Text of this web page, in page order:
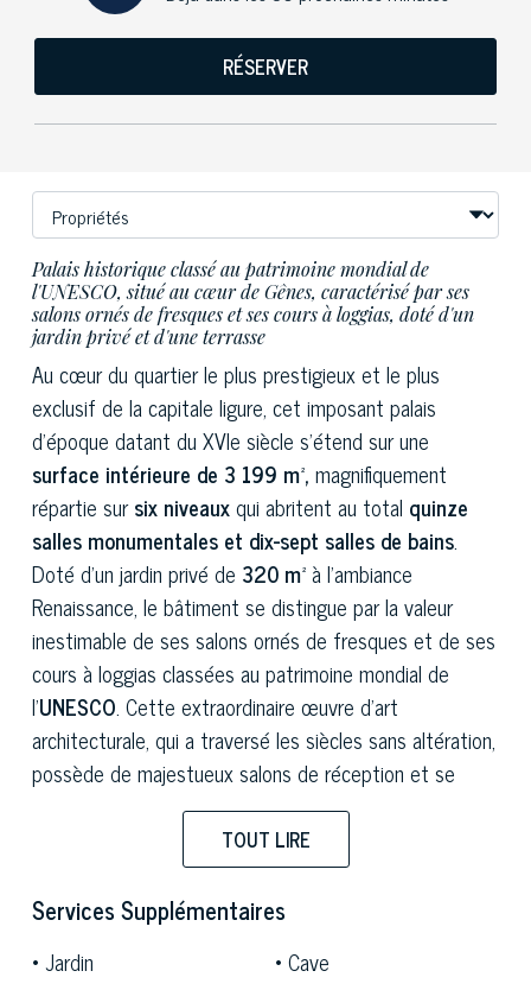
RÉSERVER
Palais historique classé au patrimoine mondial de
l'UNESCO, situé au cœur de Gênes, caractérisé par ses
salons ornés de fresques et ses cours à loggias, doté d'un
jardin privé et d'une terrasse
Au cœur du quartier le plus prestigieux et le plus
exclusif de la capitale ligure, cet imposant palais
d'époque datant du XVIe siècle s'étend sur une
surface intérieure de 3 199 m², magnifiquement
répartie sursix niveauxqui abritent au total quinze
salles monumentales et dix-sept salles de bains.
Doté d’un jardin privé de 320 m²à l’ambiance
Renaissance, le bâtiment se distingue par la valeur
inestimable de ses salons ornés de fresques et de ses
cours à loggias classées au patrimoine mondial de
l’UNESCO. Cette extraordinaire œuvre d'art
architecturale, qui a traversé les siècles sans altération,
possède de majestueux salons de réception et se
prête parfaitement aussi bien à une résidence
somptueuse de haut standing qu'à l'organisation
d'activités culturelles, de cérémonies et de services
d'accueil.
Les intérieurs recèlent une spectaculaire stratification
TOUT LIRE
Services Supplémentaires
Jardin
Cave